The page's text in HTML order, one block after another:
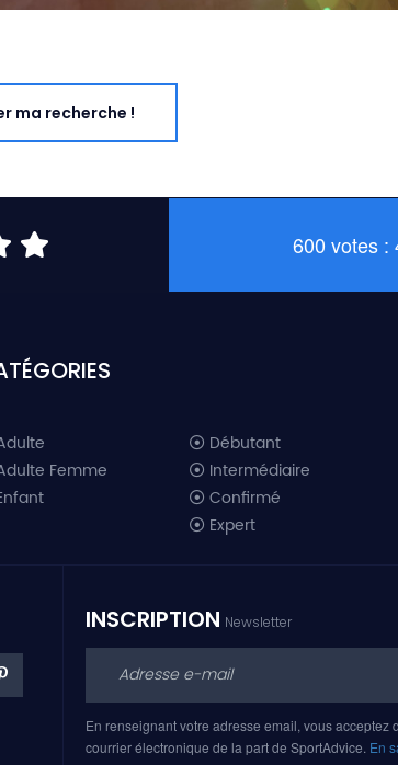
ma recherche !
600 votes :
Femme
Débutant
Intermédiaire
Confirmé
Expert
INSCRIPTION Newsletter
En renseignant votre adresse email, vous acceptez
courrier électronique de la part de SportAdvice. En